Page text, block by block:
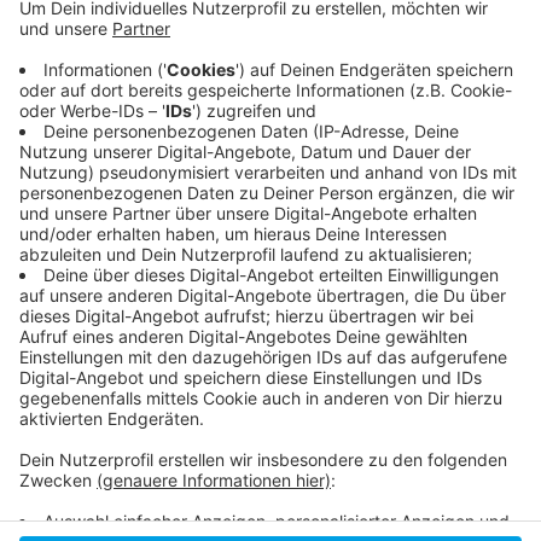
Veröffentlicht: Mittwoch, 31.07.2019 05:17
Anzeige
Er erhält einen Einjahresvertrag. In der vergangenen
Saison war Suttner bereits ausgeliehen worden.
Anzeige
Anzeige